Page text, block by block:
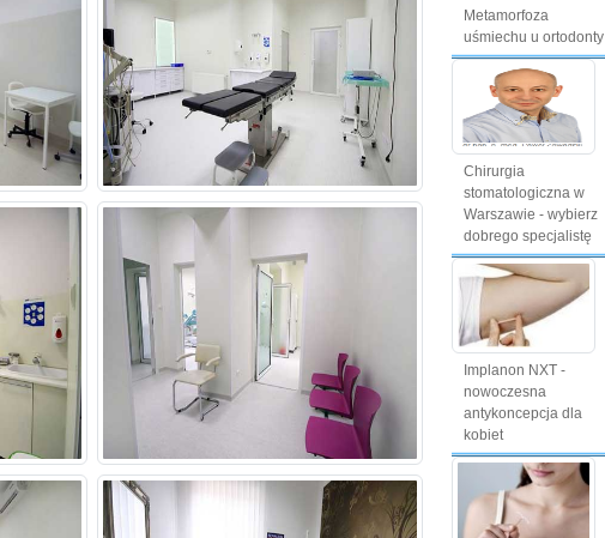
Metamorfoza
uśmiechu u ortodonty
Chirurgia
stomatologiczna w
Warszawie - wybierz
dobrego specjalistę
Implanon NXT -
nowoczesna
antykoncepcja dla
kobiet